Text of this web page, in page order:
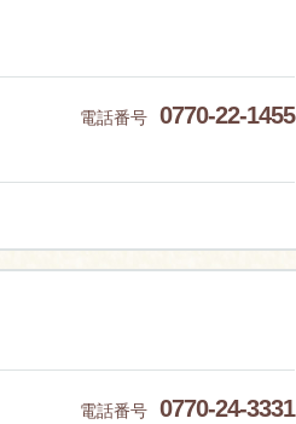
電話番号 0770-22-1455
電話番号 0770-24-3331